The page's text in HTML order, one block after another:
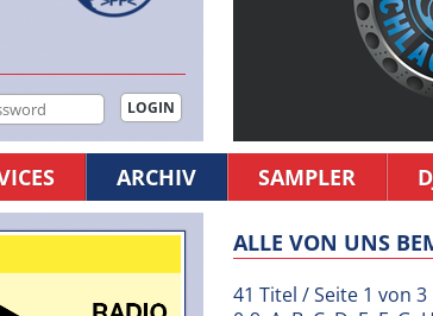
ARCHIV SAMPLER
ALLE VON UNS
41 Titel / Seite 1 von 3